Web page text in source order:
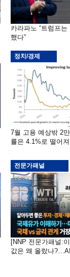
카라파노 “트럼프
했다”
정치/경제
7월 고용 예상밖 2
률은 4.1%로 떨어져
전문가패널
[NNP 전문가패널:
값은 왜 올랐나